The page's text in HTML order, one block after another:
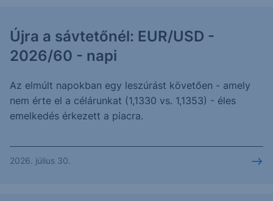
Újra a sávtetőnél: EUR/USD -
2026/60 - napi
Az elmúlt napokban egy leszúrást követően - amely
nem érte el a célárunkat (1,1330 vs. 1,1353) - éles
emelkedés érkezett a piacra.
2026. július 30.